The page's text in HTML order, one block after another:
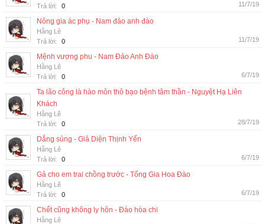
Trả lời:
0 11/7/19
Nông gia ác phụ - Nam đảo anh đào
Hằng Lê
Trả lời:
0 11/7/19
Mệnh vượng phu - Nam Đảo Anh Đào
Hằng Lê
Trả lời:
0 6/7/19
Ta lão công là hào môn thô bạo bệnh tâm thần - Nguyệt Hạ Liên
Khách
Hằng Lê
Trả lời:
0 28/7/19
Dắng sủng - Giả Diện Thịnh Yến
Hằng Lê
Trả lời:
0 6/7/19
Gả cho em trai chồng trước - Tống Gia Hoa Đào
Hằng Lê
Trả lời:
0 6/7/19
Chết cũng không ly hôn - Đào hòa chi
Hằng Lê